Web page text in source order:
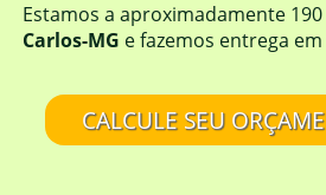
Estamos a aproximadamente
Carlos-MG e fazemos entrega
CALCULE SEU